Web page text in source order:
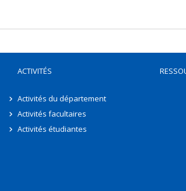
ACTIVITÉS
Activités du département
Activités facultaires
Activités étudiantes